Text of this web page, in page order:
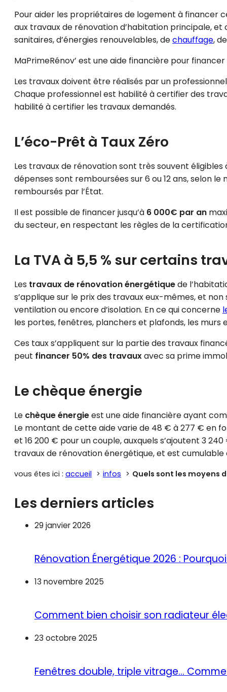
Pour aider les propriétaires de logement à financer
aux travaux de rénovation d’habitation principale,
sanitaires, d’énergies renouvelables, dechauffage,
MaPrimeRénov’ est une aide financière pour
Les travaux doivent être réalisés par un
Chaque professionnel est habilité à certifier des
habilité à certifier les travaux demandés.
L’éco-Prêt à Taux Zéro
Les travaux de rénovation sont très souvent éligibles
dépenses sont remboursées sur 6 ou 12 ans, selon
remboursés par l’État.
Il est possible de financer jusqu’à 6 000€ par an
du secteur, en respectant les règles de la
La TVA à 5,5 % sur certains
Les travaux de rénovation énergétiquede
s’applique sur le prix des travaux eux-mêmes, et
ventilation ou encore d’isolation. En ce qui concerne
les portes, fenêtres, planchers et plafonds, les murs
Ces taux s’appliquent sur la partie des travaux
peut financer 50% des travauxavec sa prime
Le chèque énergie
Le chèque énergieest une aide financière ayant
Le montant de cette aide varie de 48 € à 277 € en
et 16 200 € pour un couple, auxquels s’ajoutent 3
travaux de rénovation énergétique, et est
vous êtes ici : accueil infos Quels sont les moyens
Les derniers articles
29 janvier 2026
Rénovation Énergétique 2026 :
13 novembre 2025
Comment bien choisir son radiateur
23 octobre 2025
Fenêtres double, triple vitrage…